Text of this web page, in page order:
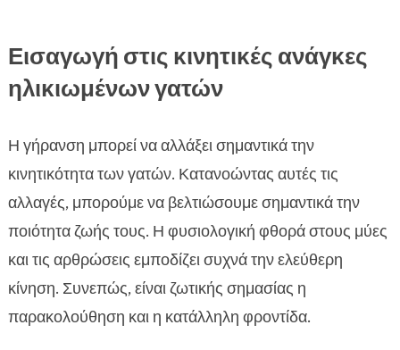
Εισαγωγή στις κινητικές ανάγκες
ηλικιωμένων γατών
Η γήρανση μπορεί να αλλάξει σημαντικά την
κινητικότητα των γατών. Κατανοώντας αυτές τις
αλλαγές, μπορούμε να βελτιώσουμε σημαντικά την
ποιότητα ζωής τους. Η φυσιολογική φθορά στους μύες
και τις αρθρώσεις εμποδίζει συχνά την ελεύθερη
κίνηση. Συνεπώς, είναι ζωτικής σημασίας η
παρακολούθηση και η κατάλληλη φροντίδα.